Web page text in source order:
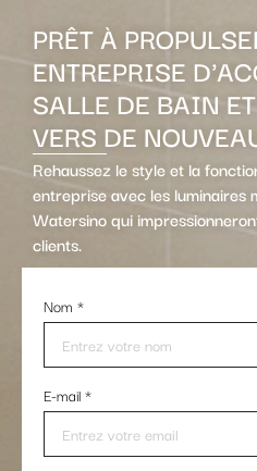
PRÊT À
ENTREPRISE
SALLE DE BAIN
VERS DE
Rehaussez le style et la
entreprise avec les luminaires
Watersino qui
clients.
Nom *
E-mail*